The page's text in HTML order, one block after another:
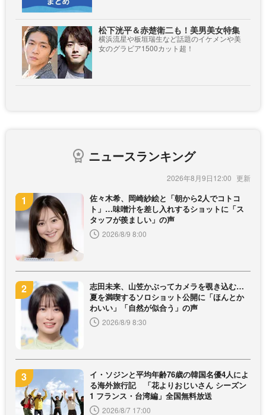
松下洸平＆赤楚衛二も！美男美女特集
横浜流星や板垣瑞生など話題のイケメンや美
女のグラビア1500カット超！
ニュースランキング
2026年8月9日12:00
佐々木希、岡崎紗絵と「朝から2人でコトコ
ト」…味噌汁を差し入れするショットに「ス
タッフが羨ましい」の声
2026/8/9 8:00
志田未来、山笠かぶってカメラを覗き込む…
夏を満喫するソロショット公開に「ほんとか
わいい」「自然が似合う」の声
2026/8/9 8:30
イ・ソジンと平均年齢76歳の韓国名優4人によ
る海外旅行記 「花よりおじいさん シーズン
1 フランス・台湾編」全国無料放送
2026/8/7 17:00